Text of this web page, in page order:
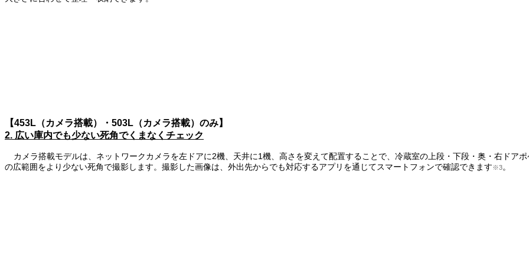
【453L（カメラ搭載）・503L（カメラ搭載）のみ】
2. 広い庫内でも少ない死角でくまなくチェック
カメラ搭載モデルは、ネットワークカメラを左ドアに2機、天井に1機、高さを変えて配置することで、冷蔵室の上段・下段・奥・右ドア
の広範囲をより少ない死角で撮影します。撮影した画像は、外出先からでも対応するアプリを通じてスマートフォンで確認できます※3。